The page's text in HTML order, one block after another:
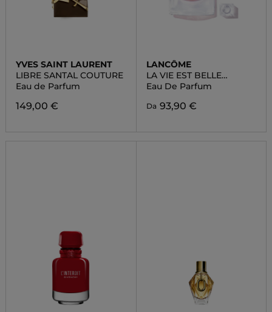
YVES SAINT LAURENT
LIBRE SANTAL COUTURE
Eau de Parfum
149,00 €
LANCÔME
LA VIE EST BELLE
VANILLE NUDE
Eau De Parfum
Da 93,90 €